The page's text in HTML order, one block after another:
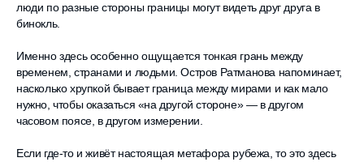
люди по разные стороны границы могут видеть друг друга в
бинокль.
Именно здесь особенно ощущается тонкая грань между
временем, странами и людьми. Остров Ратманова напоминает,
насколько хрупкой бывает граница между мирами и как мало
нужно, чтобы оказаться «на другой стороне» — в другом
часовом поясе, в другом измерении.
Если где-то и живёт настоящая метафора рубежа, то это здесь